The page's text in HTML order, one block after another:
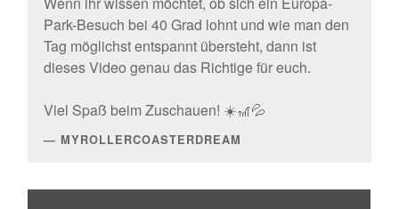
Park-Besuch bei 40 Grad lohnt und wie man den
Tag möglichst entspannt übersteht, dann ist
dieses Video genau das Richtige für euch.
Viel Spaß beim Zuschauen! ☀️🎢💦
MYROLLERCOASTERDREAM